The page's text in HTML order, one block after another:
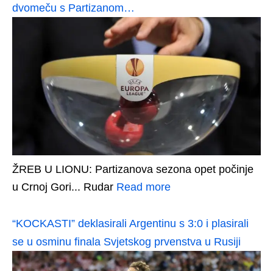
dvomeču s Partizanom…
ŽREB U LIONU: Partizanova sezona opet počinje
u Crnoj Gori... Rudar Read more
“KOCKASTI” deklasirali Argentinu s 3:0 i plasirali
se u osminu finala Svjetskog prvenstva u Rusiji